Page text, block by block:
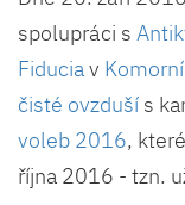
spolupráci s
Fiduciav
čisté ovzduší s
voleb 2016,
října 2016 - tzn.